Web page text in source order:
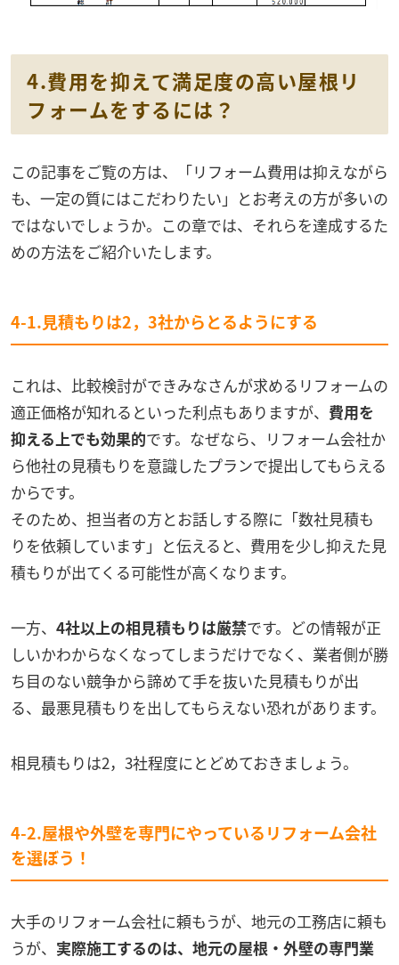
4.費用を抑えて満足度の高い屋根リ
フォームをするには？
この記事をご覧の方は、「リフォーム費用は抑えながら
も、一定の質にはこだわりたい」とお考えの方が多いの
ではないでしょうか。この章では、それらを達成するた
めの方法をご紹介いたします。
4-1.見積もりは2，3社からとるようにする
これは、比較検討ができみなさんが求めるリフォームの
適正価格が知れるといった利点もありますが、 費用を
抑える上でも効果的です。なぜなら、リフォーム会社か
ら他社の見積もりを意識したプランで提出してもらえる
からです。
そのため、担当者の方とお話しする際に「数社見積も
りを依頼しています」と伝えると、費用を少し抑えた見
積もりが出てくる可能性が高くなります。
一方、 4社以上の相見積もりは厳禁です。どの情報が正
しいかわからなくなってしまうだけでなく、業者側が勝
ち目のない競争から諦めて手を抜いた見積もりが出
る、最悪見積もりを出してもらえない恐れがあります。
相見積もりは2，3社程度にとどめておきましょう。
4-2.屋根や外壁を専門にやっているリフォーム会社
を選ぼう！
大手のリフォーム会社に頼もうが、地元の工務店に頼も
うが、 実際施工するのは、地元の屋根・外壁の専門業